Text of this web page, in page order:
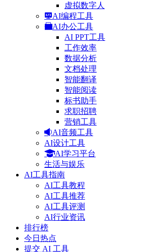
虚拟数字人
AI编程工具
AI办公工具
AI PPT工具
工作效率
数据分析
文档处理
智能翻译
智能阅读
标书助手
求职招聘
营销工具
AI音频工具
AI设计工具
AI学习平台
生活与娱乐
AI工具指南
AI工具教程
AI工具推荐
AI工具评测
AI行业资讯
排行榜
今日热点
提交 AI 工具